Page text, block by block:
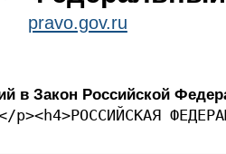
pravo.gov.ru
в Закон Российской
p><h4>РОССИЙСКАЯ